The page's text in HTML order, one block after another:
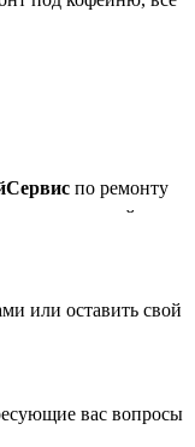
плитка, потолок.
по ремонту
высокий
и
или оставить свой
в
вас вопросы